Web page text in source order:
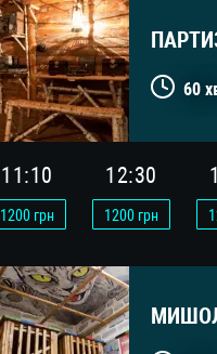
60
11:10
1200 грн
12:30
1200 грн